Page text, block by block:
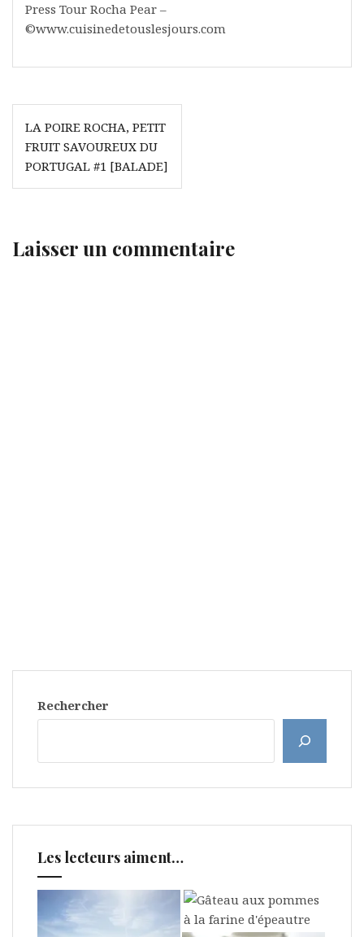
Press Tour Rocha Pear –
©www.cuisinedetouslesjours.com
Navigation
de
l’article
LA POIRE ROCHA, PETIT
FRUIT SAVOUREUX DU
PORTUGAL #1 [BALADE]
Laisser un commentaire
Rechercher
Les lecteurs aiment…